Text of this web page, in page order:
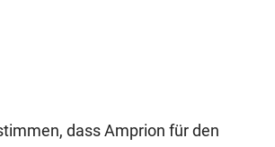
dass Amprion für den